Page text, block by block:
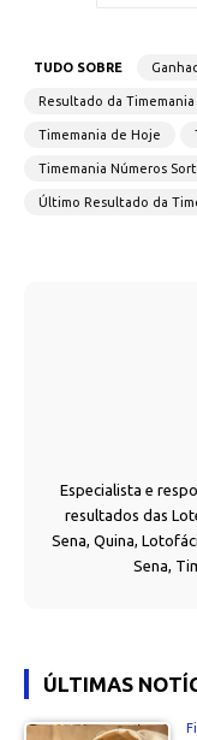
TUDO SOBRE
Resultado da Timemania
Timemania de Hoje
Timemania Números
Último Resultado da
Especialista e
resultados das
Sena, Quina,
Sena,
ÚLTIMAS